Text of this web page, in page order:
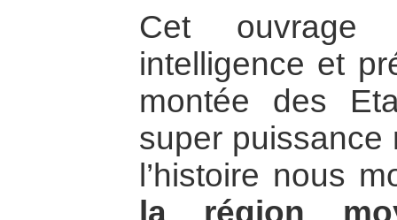
Cet ouvrage
intelligence et
montée des
super puissance
l’histoire nous
la région